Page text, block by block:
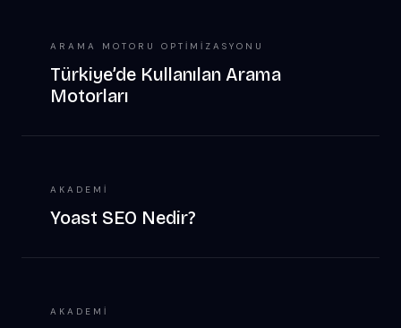
ARAMA MOTORU OPTIMIZASYONU
Türkiye’de Kullanılan Arama
Motorları
AKADEMI
Yoast SEO Nedir?
AKADEMI